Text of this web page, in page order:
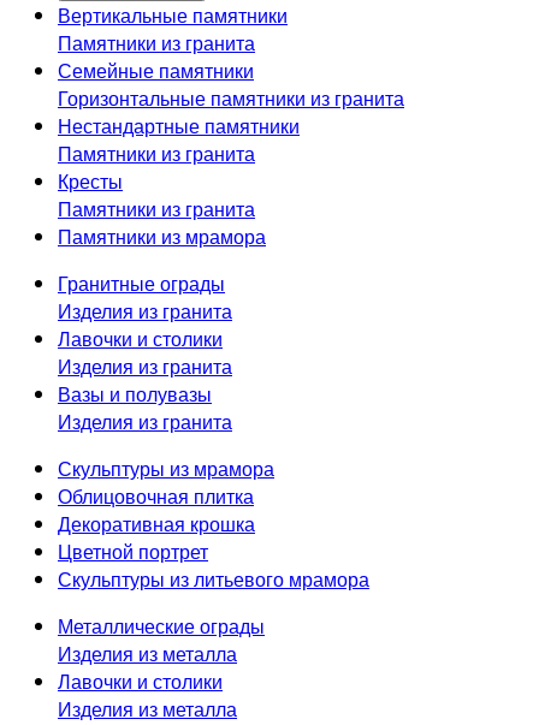
Вертикальные памятники
Памятники из гранита
Семейные памятники
Горизонтальные памятники из гранита
Нестандартные памятники
Памятники из гранита
Кресты
Памятники из гранита
Памятники из мрамора
Гранитные ограды
Изделия из гранита
Лавочки и столики
Изделия из гранита
Вазы и полувазы
Изделия из гранита
Скульптуры из мрамора
Облицовочная плитка
Декоративная крошка
Цветной портрет
Скульптуры из литьевого мрамора
Металлические ограды
Изделия из металла
Лавочки и столики
Изделия из металла